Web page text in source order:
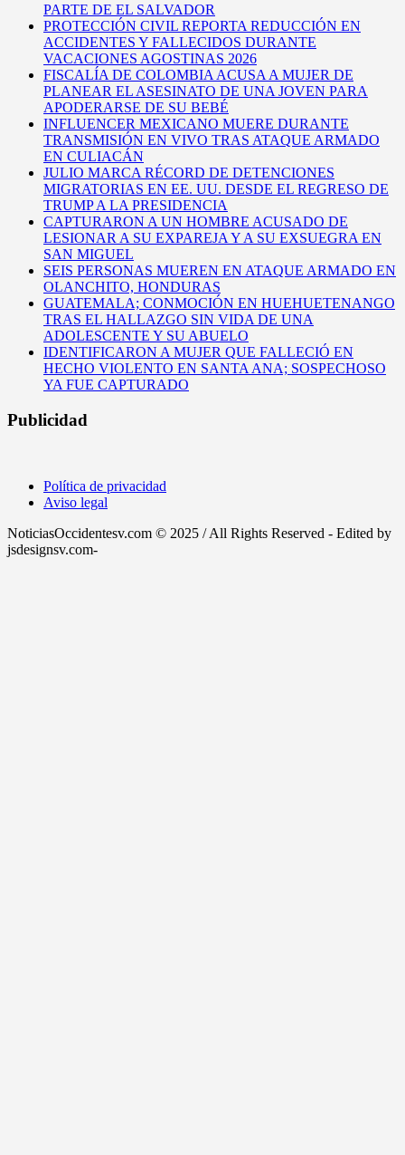
PARTE DE EL SALVADOR
PROTECCIÓN CIVIL REPORTA REDUCCIÓN EN
ACCIDENTES Y FALLECIDOS DURANTE
VACACIONES AGOSTINAS 2026
FISCALÍA DE COLOMBIA ACUSA A MUJER DE
PLANEAR EL ASESINATO DE UNA JOVEN PARA
APODERARSE DE SU BEBÉ
INFLUENCER MEXICANO MUERE DURANTE
TRANSMISIÓN EN VIVO TRAS ATAQUE ARMADO
EN CULIACÁN
JULIO MARCA RÉCORD DE DETENCIONES
MIGRATORIAS EN EE. UU. DESDE EL REGRESO DE
TRUMP A LA PRESIDENCIA
CAPTURARON A UN HOMBRE ACUSADO DE
LESIONAR A SU EXPAREJA Y A SU EXSUEGRA EN
SAN MIGUEL
SEIS PERSONAS MUEREN EN ATAQUE ARMADO EN
OLANCHITO, HONDURAS
GUATEMALA; CONMOCIÓN EN HUEHUETENANGO
TRAS EL HALLAZGO SIN VIDA DE UNA
ADOLESCENTE Y SU ABUELO
IDENTIFICARON A MUJER QUE FALLECIÓ EN
HECHO VIOLENTO EN SANTA ANA; SOSPECHOSO
YA FUE CAPTURADO
Publicidad
Política de privacidad
Aviso legal
NoticiasOccidentesv.com © 2025 / All Rights Reserved - Edited by
jsdesignsv.com-